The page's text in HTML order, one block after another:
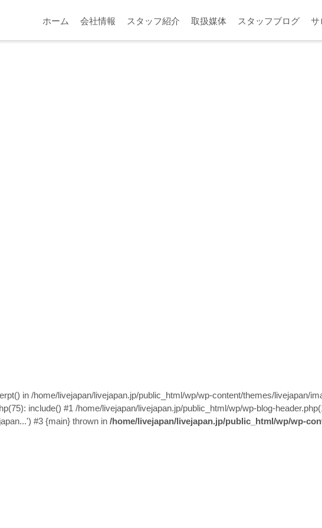
ホーム 会社情報 スタッフ紹介 取扱媒体 スタッフブログ サ
in /home/livejapan/livejapan.jp/public_html/wp/wp-content/themes/livejapan/
include() #1 /home/livejapan/livejapan.jp/public_html/wp/wp-blog-
#3 {main} thrown in /home/livejapan/livejapan.jp/public_html/wp/wp-